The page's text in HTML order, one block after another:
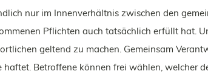
nur im Innenverhältnis zwischen den
Pflichten auch tatsächlich erfüllt hat.
geltend zu machen. Gemeinsam
Betroffene können frei wählen, welcher